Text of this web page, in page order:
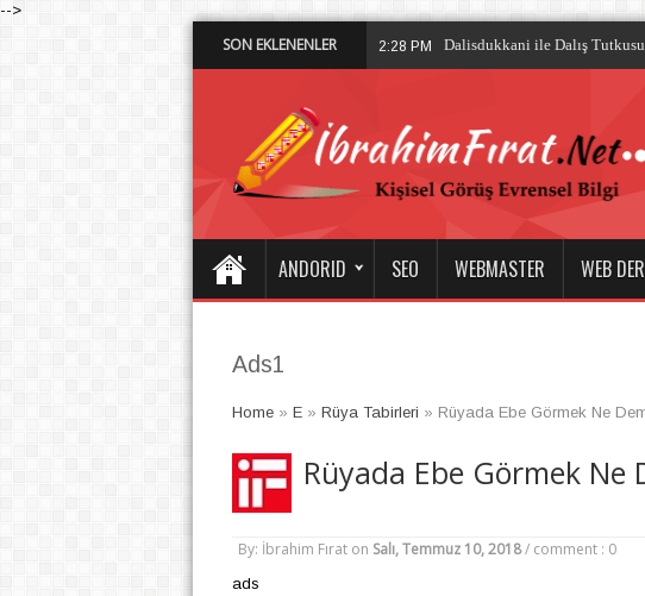
-->
SON EKLENENLER 2:28 PM Dalisdukkani ile Dalış
ANDORID SEO WEBMASTER WEB
Ads1
Home» E» Rüya Tabirleri » Rüyada Ebe Görmek Ne
Rüyada Ebe Görmek Ne
By: İbrahim Fırat on Salı, Temmuz 10, 2018 / comment : 0
ads